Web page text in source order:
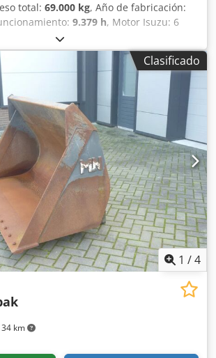
total: 69.000 kg, Año de fabricación:
9.379 h, Motor Isuzu: 6
AH-6WG1X – EPA y CE Cedpfxjul U H Tj
m Brazo 3 m Zapatas de oruga 650 mm
hidráulicas (martillo/garra y rotación)
OIL Quick OQ90 o Lehnhoff
profunda – 4,55 m³ SAE Peso de
de transporte: 3,93 m Ancho de
escalones) Altura de transporte: 4,37 m
revisada y reparada en nuestro taller
Gran mantenimiento realizado: todos
cambiados, incluyendo 650 litros de
Alemania marzo 2026: El motor
nuevos (factura a petición)
Clasificado
1 /4
km